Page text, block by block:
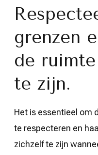
grenzen
de
te zijn.
Het is essentieel om
te respecteren en
zichzelf te zijn